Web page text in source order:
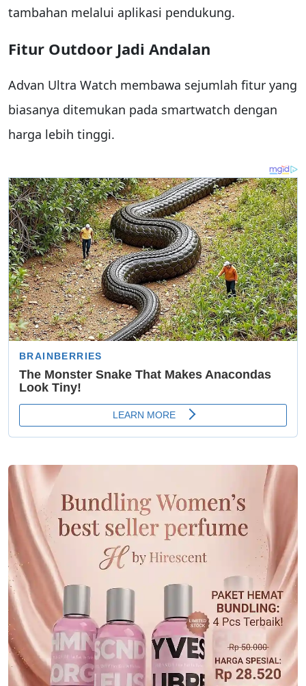
tambahan melalui aplikasi pendukung.
Fitur Outdoor Jadi Andalan
Advan Ultra Watch membawa sejumlah fitur yang
biasanya ditemukan pada smartwatch dengan
harga lebih tinggi.